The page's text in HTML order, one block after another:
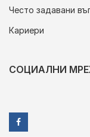
Често задавани
Кариери
СОЦИАЛНИ